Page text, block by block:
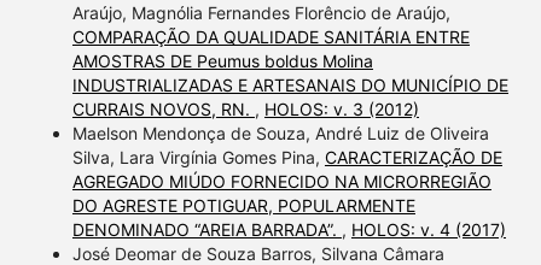
Araújo, Magnólia Fernandes Florêncio de Araújo,
COMPARAÇÃO DA QUALIDADE SANITÁRIA ENTRE
AMOSTRAS DE Peumus boldus Molina
INDUSTRIALIZADAS E ARTESANAIS DO MUNICÍPIO DE
CURRAIS NOVOS, RN. , HOLOS: v. 3 (2012)
Maelson Mendonça de Souza, André Luiz de Oliveira
Silva, Lara Virgínia Gomes Pina, CARACTERIZAÇÃO DE
AGREGADO MIÚDO FORNECIDO NA MICRORREGIÃO
DO AGRESTE POTIGUAR, POPULARMENTE
DENOMINADO “AREIA BARRADA”. , HOLOS: v. 4 (2017)
José Deomar de Souza Barros, Silvana Câmara